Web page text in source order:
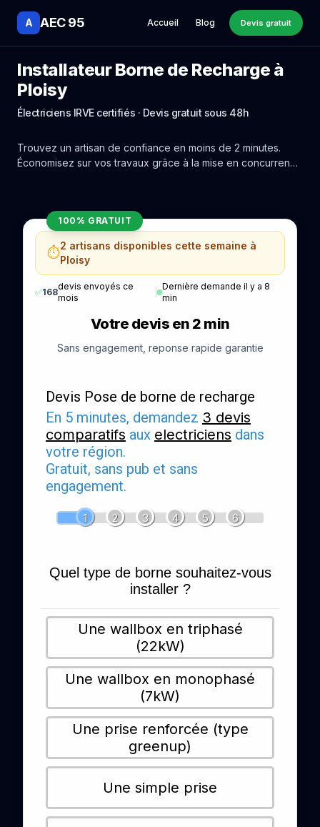
A AEC 95 Accueil Blog Devis gratuit
Installateur Borne de Recharge à
Ploisy
Électriciens IRVE certifiés · Devis gratuit sous 48h
Trouvez un artisan de confiance en moins de 2 minutes.
Économisez sur vos travaux grâce à la mise en concurrence
100% GRATUIT
⏱️2 artisans disponibles cette semaine à
Ploisy
✅168
devis envoyés ce
mois
Dernière demande il y a 8
min
Votre devis en 2 min
Sans engagement, reponse rapide garantie
Devis Pose de borne de recharge
En 5 minutes, demandez 3 devis
comparatifs aux electriciens dans
votre région.
Gratuit, sans pub et sans
engagement.
1 2 3 4 5 6
Quel type de borne souhaitez-vous
installer ?
Une wallbox en triphasé
(22kW)
Une wallbox en monophasé
(7kW)
Une prise renforcée (type
greenup)
Une simple prise